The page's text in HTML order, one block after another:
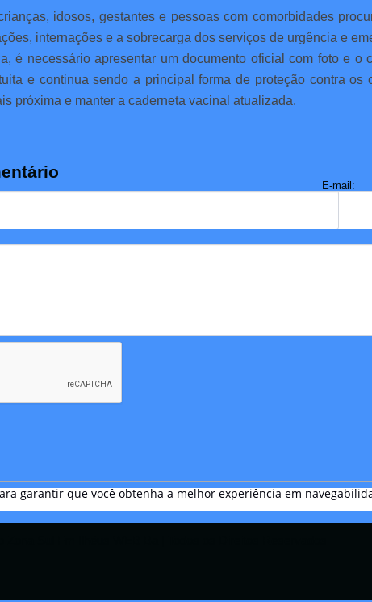
idosos, gestantes e pessoas com comorbidades
internações e a sobrecarga dos serviços de urgência e
é necessário apresentar um documento oficial com foto e
e continua sendo a principal forma de proteção contra
próxima e manter a caderneta vacinal atualizada.
E-mail:
garantir que você obtenha a melhor experiência em